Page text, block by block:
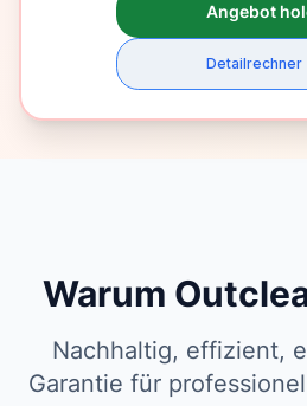
Angebot
Detailrechner
Warum
Nachhaltig, effizient,
Garantie für